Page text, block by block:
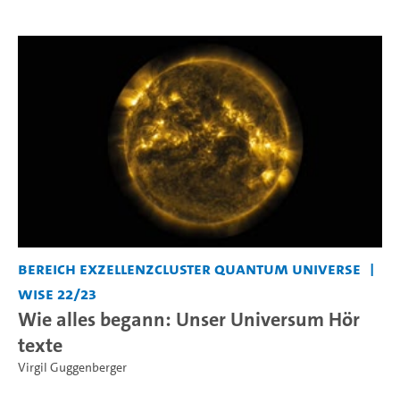
Bereich Exzellenzcluster Quantum Universe
WiSe 22/23
Wie alles begann: Unser Universum Hör
texte
Virgil Guggenberger